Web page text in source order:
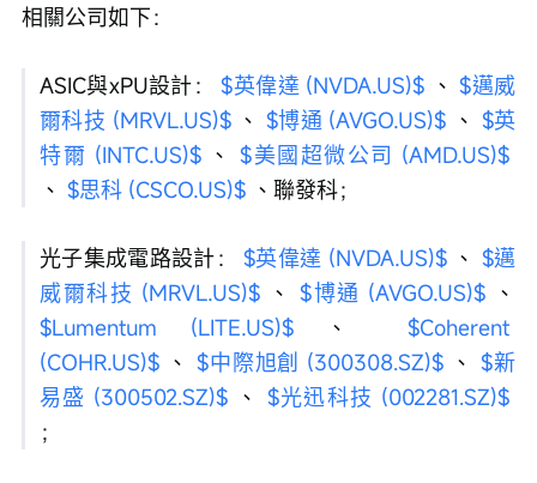
相關公司如下：
ASIC與xPU設計： $英偉達 (NVDA.US)$ 、 $邁威
爾科技 (MRVL.US)$ 、 $博通 (AVGO.US)$ 、 $英
特爾 (INTC.US)$ 、 $美國超微公司 (AMD.US)$
、 $思科 (CSCO.US)$ 、聯發科；
光子集成電路設計： $英偉達 (NVDA.US)$ 、 $邁
威爾科技 (MRVL.US)$ 、 $博通 (AVGO.US)$ 、
$Lumentum (LITE.US)$ 、 $Coherent
(COHR.US)$ 、 $中際旭創 (300308.SZ)$ 、 $新
易盛 (300502.SZ)$ 、 $光迅科技 (002281.SZ)$
；